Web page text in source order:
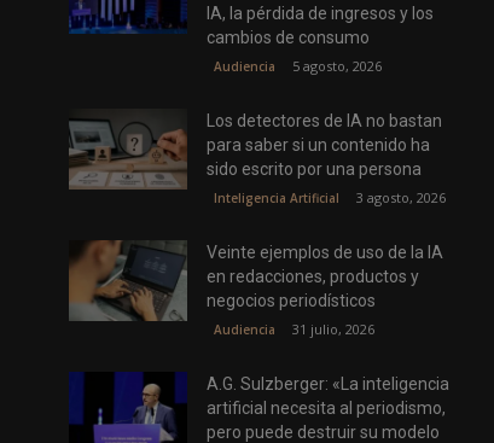
IA, la pérdida de ingresos y los
cambios de consumo
Audiencia 5 agosto, 2026
Los detectores de IA no bastan
para saber si un contenido ha
sido escrito por una persona
Inteligencia Artificial 3 agosto, 2026
Veinte ejemplos de uso de la IA
en redacciones, productos y
negocios periodísticos
Audiencia 31 julio, 2026
A.G. Sulzberger: «La inteligencia
artificial necesita al periodismo,
pero puede destruir su modelo